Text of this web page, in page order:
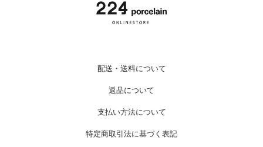
配送・送料について
返品について
支払い方法について
特定商取引法に基づく表記